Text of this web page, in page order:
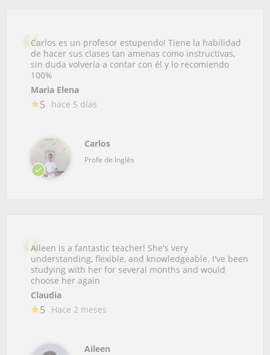
Carlos es un profesor estupendo! Tiene la habilidad
de hacer sus clases tan amenas como instructivas,
sin duda volvería a contar con él y lo recomiendo
100%
Maria Elena
5 hace 5 días
Carlos
Profe de Inglés
Aileen is a fantastic teacher! She's very
understanding, flexible, and knowledgeable. I've been
studying with her for several months and would
choose her again
Claudia
5 Hace 2 meses
Aileen